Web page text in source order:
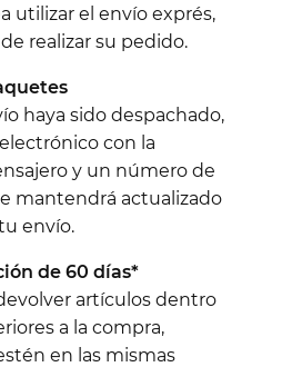
utilizar el envío exprés,
realizar su pedido.
haya sido despachado,
con la
y un número de
mantendrá actualizado
envío.
de 60 días*
artículos dentro
a la compra,
en las mismas